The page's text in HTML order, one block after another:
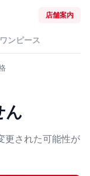
店舗案内
ワンピース
ん
更された可能性が